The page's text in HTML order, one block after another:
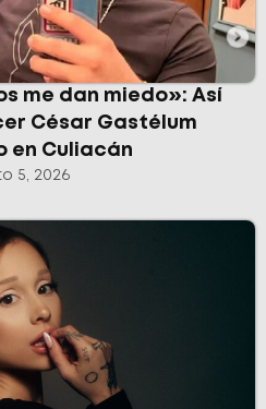
me dan miedo»: Así
César Gastélum
en Culiacán
5, 2026